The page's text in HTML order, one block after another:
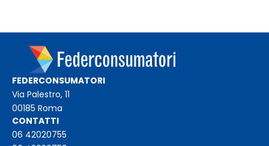
FEDERCONSUMATORI
Via Palestro, 11
00185 Roma
CONTATTI
06 42020755